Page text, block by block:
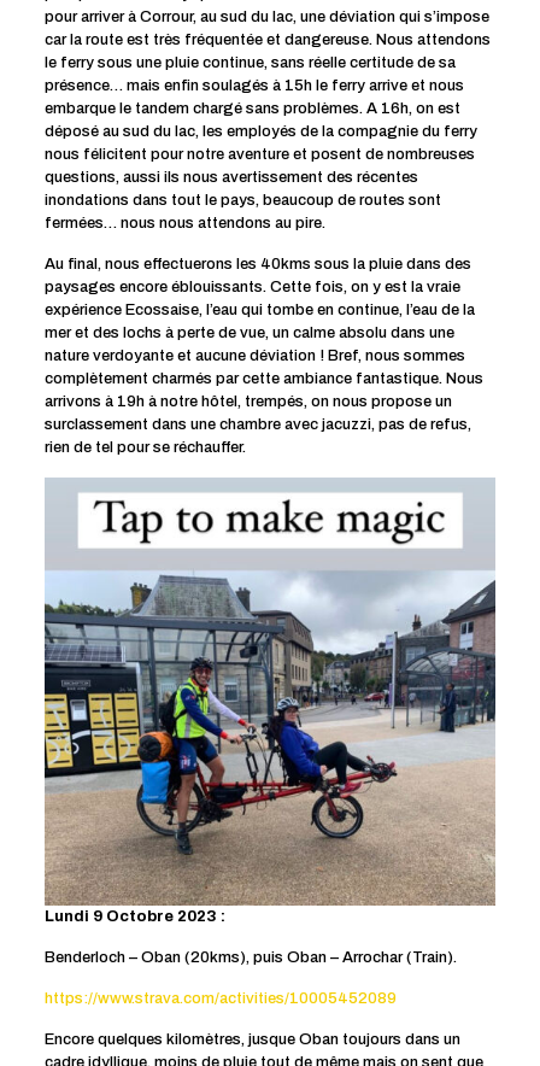
pour arriver à Corrour, au sud du lac, une déviation qui s’impose
car la route est très fréquentée et dangereuse. Nous attendons
le ferry sous une pluie continue, sans réelle certitude de sa
présence… mais enfin soulagés à 15h le ferry arrive et nous
embarque le tandem chargé sans problèmes. A 16h, on est
déposé au sud du lac, les employés de la compagnie du ferry
nous félicitent pour notre aventure et posent de nombreuses
questions, aussi ils nous avertissement des récentes
inondations dans tout le pays, beaucoup de routes sont
fermées… nous nous attendons au pire.
Au final, nous effectuerons les 40kms sous la pluie dans des
paysages encore éblouissants. Cette fois, on y est la vraie
expérience Ecossaise, l’eau qui tombe en continue, l’eau de la
mer et des lochs à perte de vue, un calme absolu dans une
nature verdoyante et aucune déviation ! Bref, nous sommes
complètement charmés par cette ambiance fantastique. Nous
arrivons à 19h à notre hôtel, trempés, on nous propose un
surclassement dans une chambre avec jacuzzi, pas de refus,
rien de tel pour se réchauffer.
Lundi 9 Octobre 2023 :
Benderloch – Oban (20kms), puis Oban – Arrochar (Train).
https://www.strava.com/activities/10005452089
Encore quelques kilomètres, jusque Oban toujours dans un